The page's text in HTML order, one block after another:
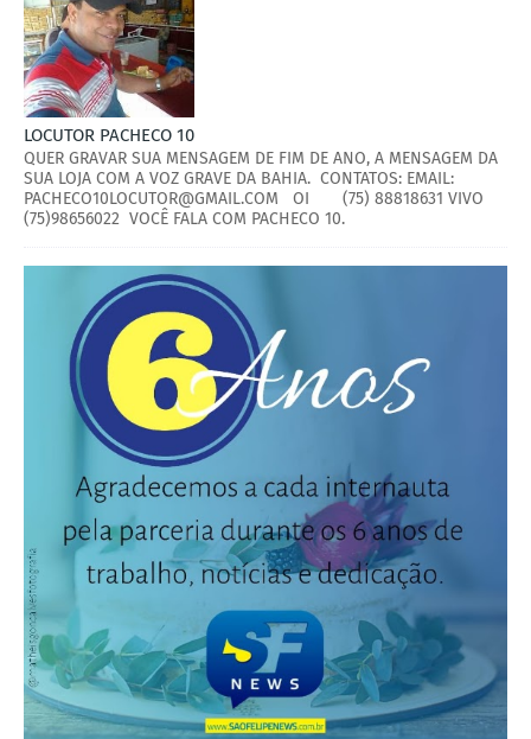
LOCUTOR PACHECO 10
QUER GRAVAR SUA MENSAGEM DE FIM DE ANO, A MENSAGEM DA
SUA LOJA COM A VOZ GRAVE DA BAHIA. CONTATOS: EMAIL:
PACHECO10LOCUTOR@GMAIL.COM OI (75) 88818631 VIVO
(75)98656022 VOCÊ FALA COM PACHECO 10.